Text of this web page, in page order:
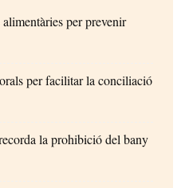
per prevenir
per facilitar la conciliació
la prohibició del bany